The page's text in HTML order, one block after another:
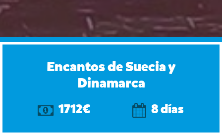
Encantos de Suecia y
Dinamarca
1712€ 8 días